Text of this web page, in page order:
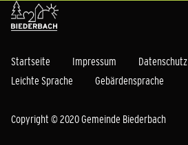
Startseite Impressum Datenschutz
Leichte Sprache
Gebärdensprache
Copyright © 2020 Gemeinde Biederbach